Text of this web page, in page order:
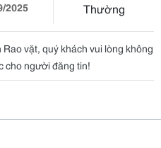
2025
Thường
vặt, quý khách vui lòng không
cho người đăng tin!